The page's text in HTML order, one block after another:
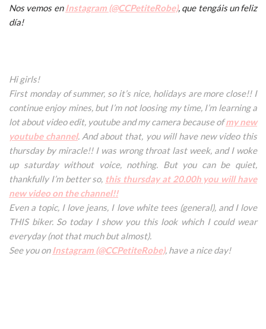
Nos vemos en Instagram (@CCPetiteRobe), que tengáis un feliz
día!
Hi girls!
First monday of summer, so it’s nice, holidays are more close!! I
continue enjoy mines, but I’m not loosing my time, I’m learning a
lot about video edit, youtube and my camera because ofmy new
youtube channel. And about that, you will have new video this
thursday by miracle!! I was wrong throat last week, and I woke
up saturday without voice, nothing. But you can be quiet,
thankfully I’m better so, this thursday at 20.00h you will have
new video on the channel!!
Even a topic, I love jeans, I love white tees (general), and I love
THIS biker. So today I show you this look which I could wear
everyday (not that much but almost).
See you on Instagram (@CCPetiteRobe), have a nice day!